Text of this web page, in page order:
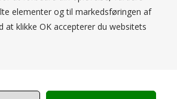
elementer og til markedsføringen af
at klikke OK accepterer du websitets
af stil og komfort med Palladium
Desert støvler til kvinder! Disse fantastiske